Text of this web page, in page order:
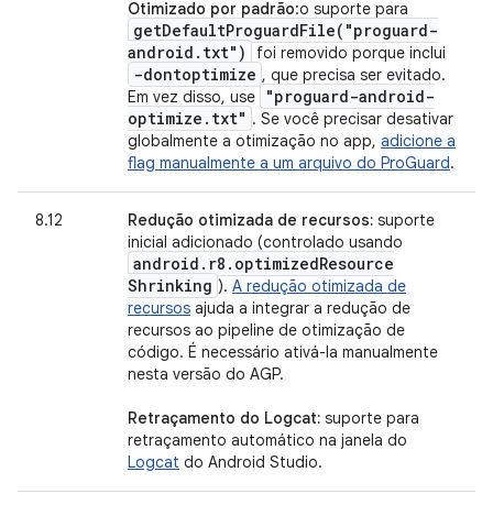
Otimizado por padrão:o suporte para
getDefaultProguardFile( "proguard-
android . txt") foi removido porque inclui
-dontoptimize , que precisa ser evitado.
Em vez disso, use
"proguard-android-
optimize . txt" . Se você precisar desativar
globalmente a otimização no app, adicione a
flag manualmente a um arquivo do ProGuard.
8.12 Redução otimizada de recursos: suporte
inicial adicionado (controlado usando
android . r8 . optimizedResource
Shrinking ). A redução otimizada de
recursos ajuda a integrar a redução de
recursos ao pipeline de otimização de
código. É necessário ativá-la manualmente
nesta versão do AGP.
Retraçamento do Logcat: suporte para
retraçamento automático na janela do
Logcat do Android Studio.